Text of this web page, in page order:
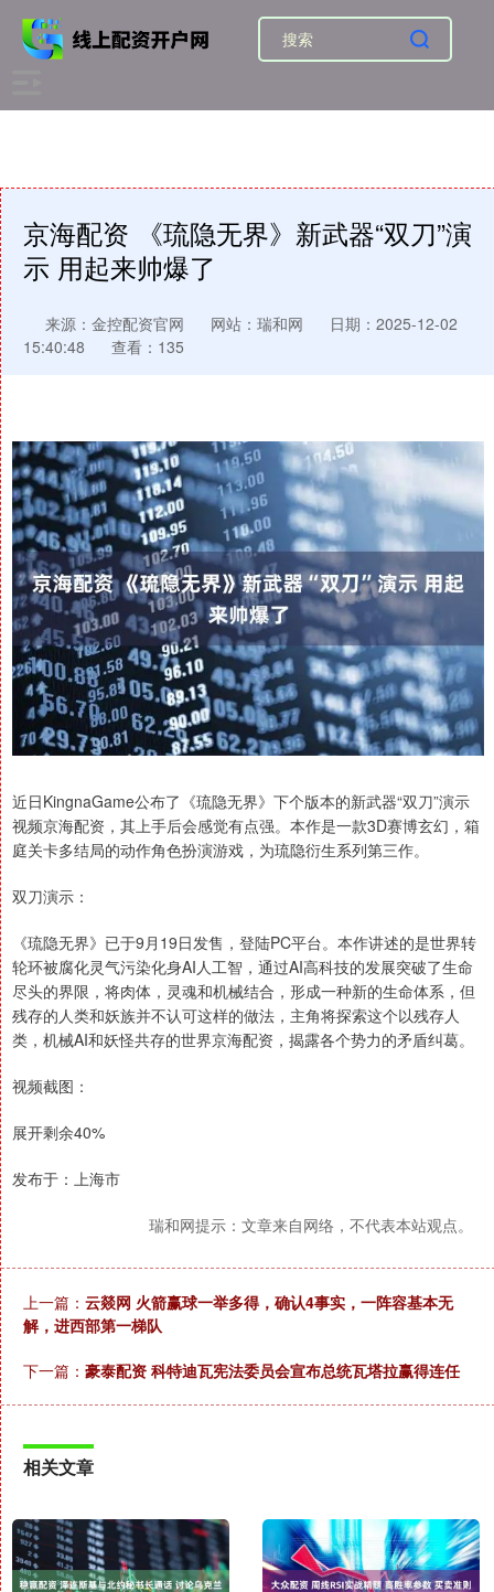
京海配资 《琉隐无界》新武器“双刀”演
示 用起来帅爆了
来源：金控配资官网 网站：瑞和网
日期：2025-12-02
15:40:48
查看：135
近日KingnaGame公布了《琉隐无界》下个版本的新武器“双刀”演示
视频京海配资，其上手后会感觉有点强。本作是一款3D赛博玄幻，箱
庭关卡多结局的动作角色扮演游戏，为琉隐衍生系列第三作。
双刀演示：
《琉隐无界》已于9月19日发售，登陆PC平台。本作讲述的是世界转
轮环被腐化灵气污染化身AI人工智，通过AI高科技的发展突破了生命
尽头的界限，将肉体，灵魂和机械结合，形成一种新的生命体系，但
残存的人类和妖族并不认可这样的做法，主角将探索这个以残存人
类，机械AI和妖怪共存的世界京海配资，揭露各个势力的矛盾纠葛。
视频截图：
展开剩余40%
发布于：上海市
瑞和网提示：文章来自网络，不代表本站观点。
上一篇： 云燚网 火箭赢球一举多得，确认4事实，一阵容基本无
解，进西部第一梯队
下一篇： 豪泰配资 科特迪瓦宪法委员会宣布总统瓦塔拉赢得连任
相关文章